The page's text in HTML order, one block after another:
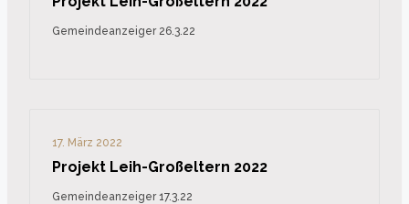
Gemeindeanzeiger 26.3.22
17. März 2022
Projekt Leih-Großeltern 2022
Gemeindeanzeiger 17.3.22